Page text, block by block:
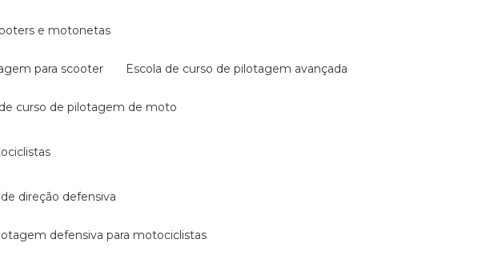
e motonetas
para scooter escola de curso de pilotagem avançada
de curso de pilotagem de moto
direção defensiva
defensiva para motociclistas